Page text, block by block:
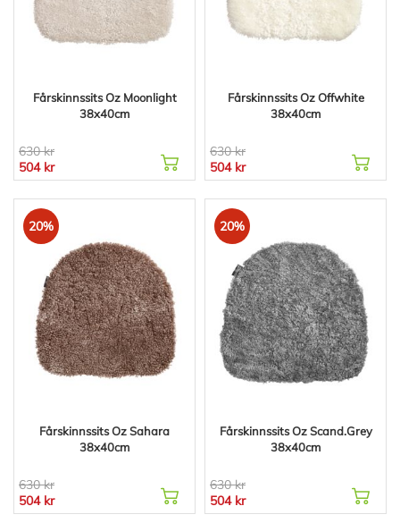
Fårskinnssits Oz Moonlight
38x40cm
630 kr
504 kr
Fårskinnssits Oz Offwhite
38x40cm
630 kr
504 kr
20%
Fårskinnssits Oz Sahara
38x40cm
630 kr
504 kr
20%
Fårskinnssits Oz Scand.Grey
38x40cm
630 kr
504 kr